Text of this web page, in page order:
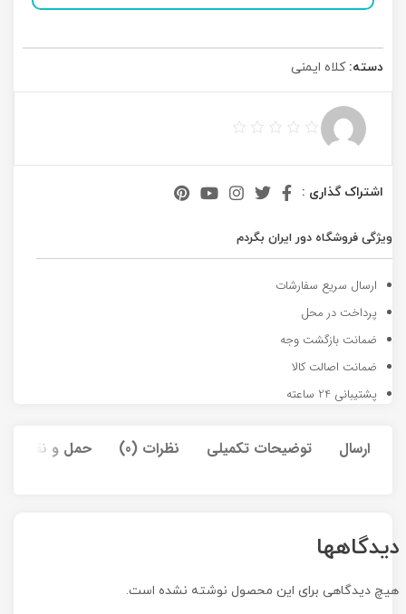
دسته: کلاه ایمنی
اشتراک گذاری :
ویژگی فروشگاه دور ایران بگردم
ارسال سریع سفارشات
پرداخت در محل
ضمانت بازگشت وجه
ضمانت اصالت کالا
پشتیبانی 24 ساعته
ارسال توضیحات تکمیلی نظرات (0) حمل و نقل کالا
دیدگاهها
هیچ دیدگاهی برای این محصول نوشته نشده است.